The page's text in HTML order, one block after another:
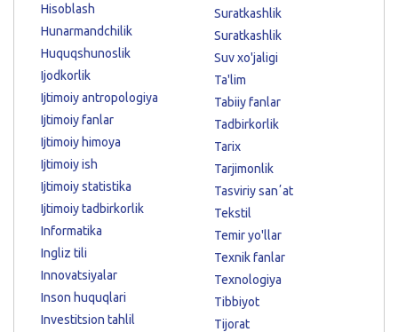
Hisoblash
Hunarmandchilik
Huquqshunoslik
Ijodkorlik
Ijtimoiy antropologiya
Ijtimoiy fanlar
Ijtimoiy himoya
Ijtimoiy ish
Ijtimoiy statistika
Ijtimoiy tadbirkorlik
Informatika
Ingliz tili
Innovatsiyalar
Inson huquqlari
Investitsion tahlil
Suratkashlik
Suratkashlik
Suv xo'jaligi
Ta'lim
Tabiiy fanlar
Tadbirkorlik
Tarix
Tarjimonlik
Tasviriy sanʼat
Tekstil
Temir yo'llar
Texnik fanlar
Texnologiya
Tibbiyot
Tijorat